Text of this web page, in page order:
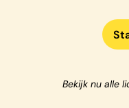
Bekijk nu alle